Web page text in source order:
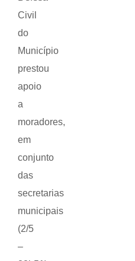
Civil
do
Município
prestou
apoio
a
moradores,
em
conjunto
das
secretarias
municipais
(2/5
–